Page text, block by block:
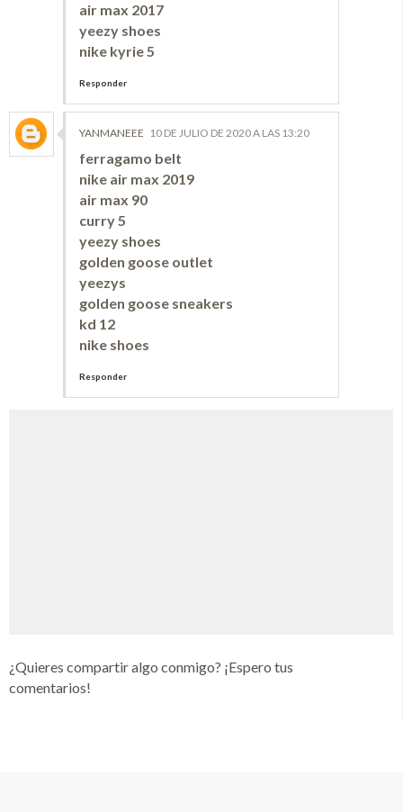
air max 2017
yeezy shoes
nike kyrie 5
Responder
YANMANEEE 10 DE JULIO DE 2020 A LAS 13:20
ferragamo belt
nike air max 2019
air max 90
curry 5
yeezy shoes
golden goose outlet
yeezys
golden goose sneakers
kd 12
nike shoes
Responder
¿Quieres compartir algo conmigo? ¡Espero tus
comentarios!